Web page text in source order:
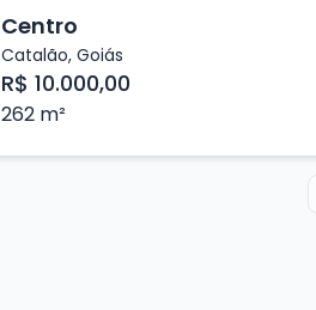
Centro
Catalão, Goiás
R$ 10.000,00
262 m²